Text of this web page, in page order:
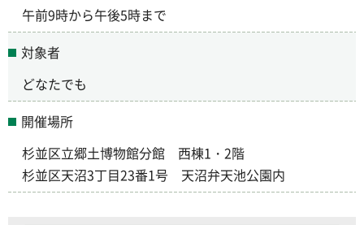
午前9時から午後5時まで
対象者
どなたでも
開催場所
杉並区立郷土博物館分館 西棟1・2階
杉並区天沼3丁目23番1号 天沼弁天池公園内